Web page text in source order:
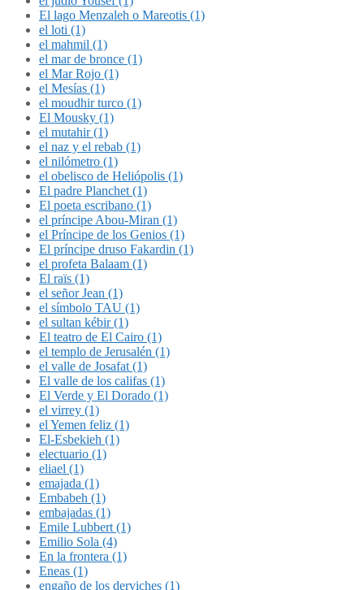
El lago Menzaleh o Mareotis (1)
el loti (1)
el mahmil (1)
el mar de bronce (1)
el Mar Rojo (1)
el Mesías (1)
el moudhir turco (1)
El Mousky (1)
el mutahir (1)
el naz y el rebab (1)
el nilómetro (1)
el obelisco de Heliópolis (1)
El padre Planchet (1)
El poeta escribano (1)
el príncipe Abou-Miran (1)
el Príncipe de los Genios (1)
El príncipe druso Fakardin (1)
el profeta Balaam (1)
El raïs (1)
el señor Jean (1)
el símbolo TAU (1)
el sultan kébir (1)
El teatro de El Cairo (1)
el templo de Jerusalén (1)
el valle de Josafat (1)
El valle de los califas (1)
El Verde y El Dorado (1)
el virrey (1)
el Yemen feliz (1)
El-Esbekieh (1)
electuario (1)
eliael (1)
emajada (1)
Embabeh (1)
embajadas (1)
Emile Lubbert (1)
Emilio Sola (4)
En la frontera (1)
Eneas (1)
engaño de los derviches (1)